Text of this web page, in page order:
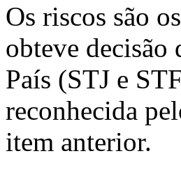
Os riscos são
obteve
País (STJ e
reconhecida
item anterior.